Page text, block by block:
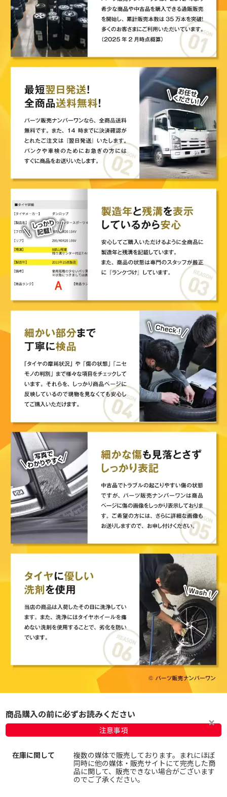
商品購入の前に必ずお読みください
注意事項
在庫に関して
複数の媒体で販売しております。まれにほぼ
同時に他の媒体・販売サイトにて完売した商
品に関して、販売できない場合がございます
のでご了承ください。